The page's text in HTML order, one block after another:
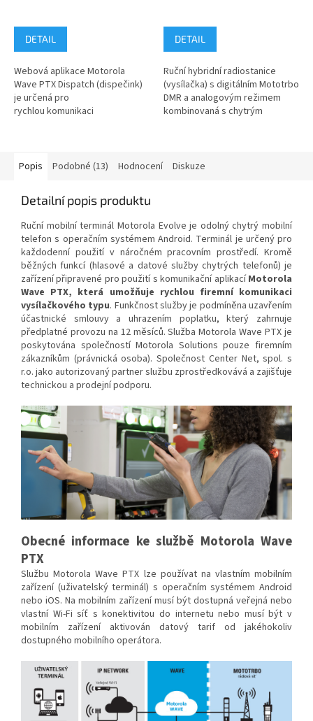
DETAIL
Webová aplikace Motorola
Wave PTX Dispatch (dispečink)
je určená pro
rychlou komunikaci
DETAIL
Ruční hybridní radiostanice
(vysílačka) s digitálním Mototrbo
DMR a analogovým režimem
kombinovaná s chytrým
Popis Podobné (13) Hodnocení Diskuze
Detailní popis produktu
Ruční mobilní terminál Motorola Evolve je odolný chytrý mobilní
telefon s operačním systémem Android. Terminál je určený pro
každodenní použití v náročném pracovním prostředí. Kromě
běžných funkcí (hlasové a datové služby chytrých telefonů) je
zařízení připravené pro použití s komunikační aplikacíMotorola
Wave PTX, která umožňuje rychlou firemní komunikaci
vysílačkového typu. Funkčnost služby je podmíněna uzavřením
účastnické smlouvy a uhrazením poplatku, který zahrnuje
předplatné provozu na 12 měsíců. Služba Motorola Wave PTX je
poskytována společností Motorola Solutions pouze firemním
zákazníkům (právnická osoba). Společnost Center Net, spol. s
r.o. jako autorizovaný partner službu zprostředkovává a zajišťuje
technickou a prodejní podporu.
Obecné informace ke službě Motorola Wave
PTX
Službu Motorola Wave PTX lze používat na vlastním mobilním
zařízení (uživatelský terminál) s operačním systémem Android
nebo iOS. Na mobilním zařízení musí být dostupná veřejná nebo
vlastní Wi-Fi síť s konektivitou do internetu nebo musí být v
mobilním zařízení aktivován datový tarif od jakéhokoliv
dostupného mobilního operátora.